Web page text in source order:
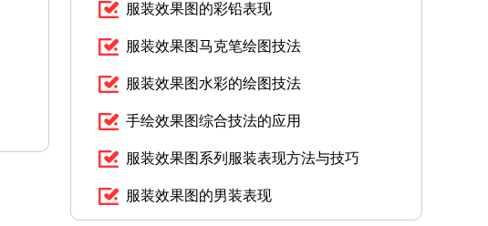
服装效果图的彩铅表现
服装效果图马克笔绘图技法
服装效果图水彩的绘图技法
手绘效果图综合技法的应用
服装效果图系列服装表现方法与技巧
服装效果图的男装表现